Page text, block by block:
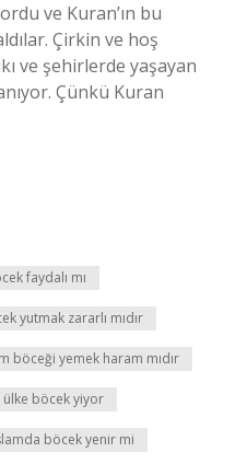
ve Kuran’ın bu
Çirkin ve hoş
ve şehirlerde yaşayan
Çünkü Kuran
faydalı mı
yutmak zararlı mıdır
böceği yemek haram mıdır
ülke böcek yiyor
böcek yenir mi